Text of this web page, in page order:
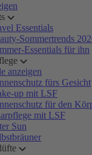
Essentials
Sommertrends
Essentials für ihn
anzeigen
fürs Gesicht
up mit LSF
für den
mit LSF
Sun